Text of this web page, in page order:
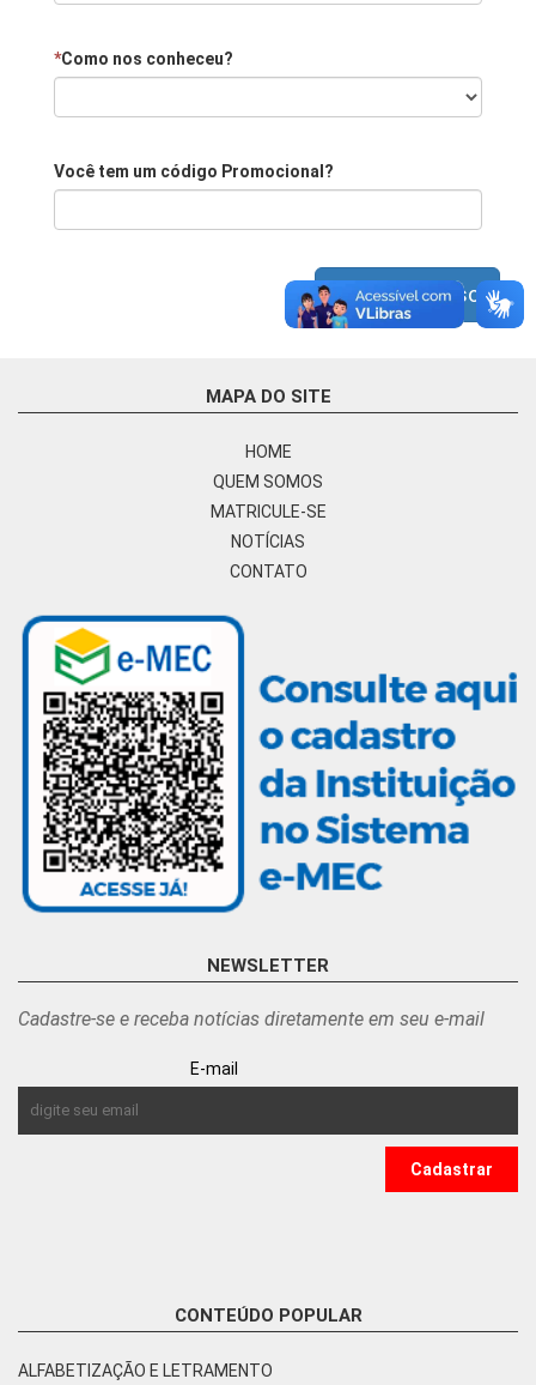
*Como nos conheceu?
Você tem um código Promocional?
Próximo Passo
MAPA DO SITE
HOME
QUEM SOMOS
MATRICULE-SE
NOTÍCIAS
CONTATO
NEWSLETTER
Cadastre-se e receba notícias diretamente em seu e-mail
E-mail
CONTEÚDO POPULAR
ALFABETIZAÇÃO E LETRAMENTO